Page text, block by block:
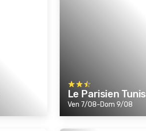
Le Parisien Tunis
Ven 7/08-Dom 9/08